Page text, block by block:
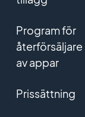
Program för
återförsäljare
av appar
Prissättning